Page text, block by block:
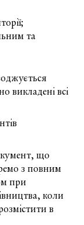
та
викладені всі
що
з повним
при
коли
в